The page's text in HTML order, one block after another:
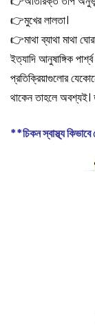
👉মুখের লালতা।
👉মাথা ব্যাথা মাথা
ইত্যাদি আনুষাঙ্গিক
প্রতিক্রিয়াগুলোর
থাকেন তাহলে অবশ্যই।
**চিকন স্বাস্থ্য